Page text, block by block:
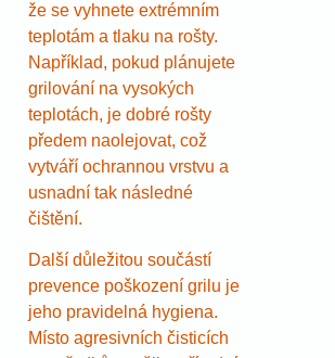
že se vyhnete extrémním
teplotám a tlaku na rošty.
Například, pokud plánujete
grilování na vysokých
teplotách, je dobré rošty
předem naolejovat, což
vytváří ochrannou vrstvu a
usnadní tak následné
čištění.
Další důležitou součástí
prevence poškození grilu je
jeho pravidelná hygiena.
Místo agresivních čisticích